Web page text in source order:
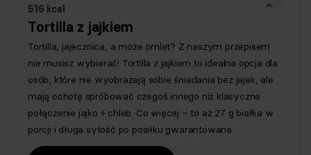
516 kcal
Tortilla z jajkiem
Tortilla, jajecznica, a może omlet? Z naszym przepisem
nie musisz wybierać! Tortilla z jajkiem to idealna opcja dla
osób, które nie wyobrażają sobie śniadania bez jajek, ale
mają ochotę spróbować czegoś innego niż klasyczne
połączenie jajko + chleb. Co więcej – to aż 27 g białka w
porcji i długa sytość po posiłku gwarantowana.